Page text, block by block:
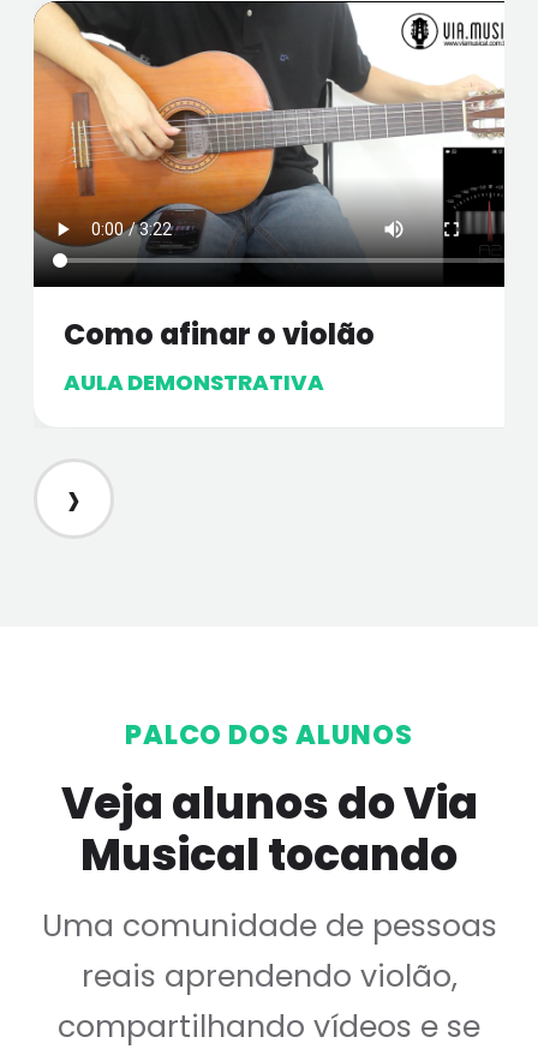
Como afinar o violão
AULA DEMONSTRATIVA
›
PALCO DOS ALUNOS
Veja alunos do Via
Musical tocando
Uma comunidade de pessoas
reais aprendendo violão,
compartilhando vídeos e se